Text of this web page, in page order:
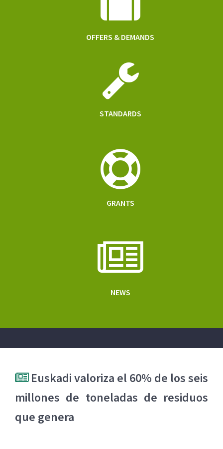
OFFERS & DEMANDS
STANDARDS
GRANTS
NEWS
Euskadi valoriza el 60% de los seis
millones de toneladas de residuos
que genera